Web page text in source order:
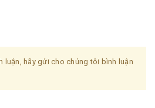
luận, hãy gửi cho chúng tôi bình luận